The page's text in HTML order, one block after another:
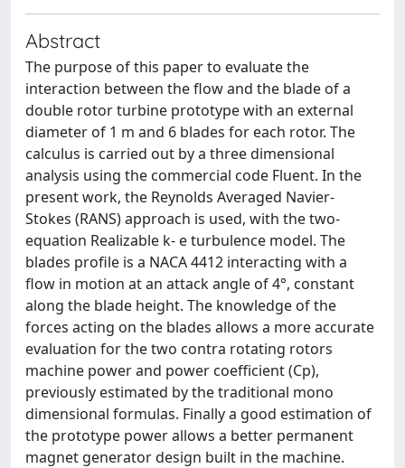
Abstract
The purpose of this paper to evaluate the
interaction between the flow and the blade of a
double rotor turbine prototype with an external
diameter of 1 m and 6 blades for each rotor. The
calculus is carried out by a three dimensional
analysis using the commercial code Fluent. In the
present work, the Reynolds Averaged Navier-
Stokes (RANS) approach is used, with the two-
equation Realizable k- e turbulence model. The
blades profile is a NACA 4412 interacting with a
flow in motion at an attack angle of 4°, constant
along the blade height. The knowledge of the
forces acting on the blades allows a more accurate
evaluation for the two contra rotating rotors
machine power and power coefficient (Cp),
previously estimated by the traditional mono
dimensional formulas. Finally a good estimation of
the prototype power allows a better permanent
magnet generator design built in the machine.